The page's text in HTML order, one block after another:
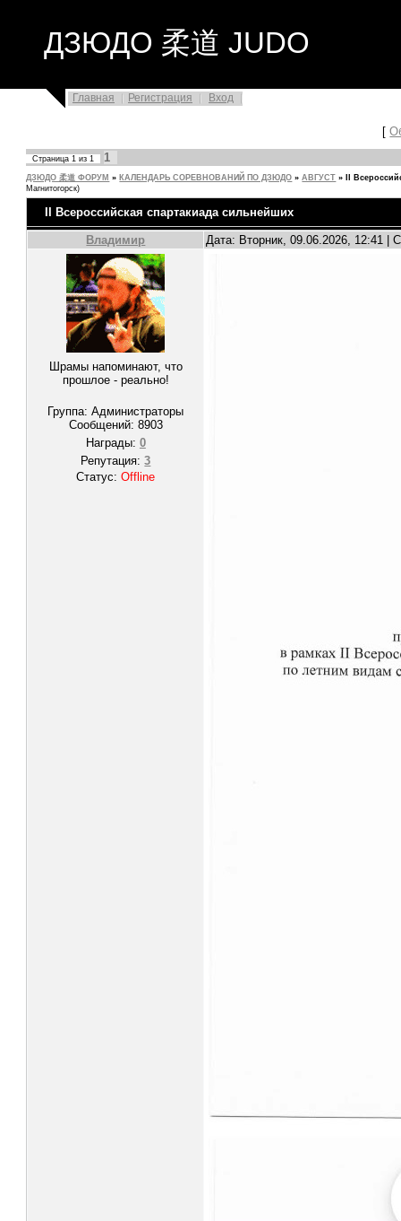
ДЗЮДО 柔道 JUDO
Главная Регистрация Вход
[
Страница1 из1 1
ДЗЮДО 柔道 ФОРУМ » КАЛЕНДАРЬ СОРЕВНОВАНИЙ ПО ДЗЮДО » АВГУСТ »
II
Магнитогорск)
II Всероссийская спартакиада сильнейших
Владимир Дата: Вторник, 09.06.2026, 12:41 |
Шрамы напоминают, что
прошлое - реально!
Группа: Администраторы
Сообщений: 8903
Награды: 0
Репутация:3
Статус:Offline